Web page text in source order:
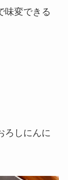
味変できる
ろしにんに